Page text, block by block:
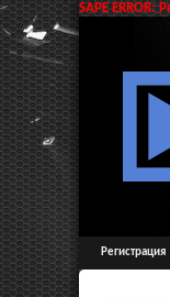
SAPE
Регистрация